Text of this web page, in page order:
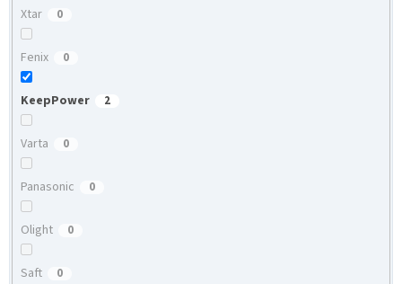
Xtar 0
Fenix 0
KeepPower 2
Varta 0
Panasonic 0
Olight 0
Saft 0